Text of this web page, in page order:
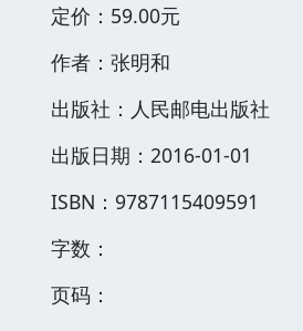
定价：59.00元
作者：张明和
出版社：人民邮电出版社
出版日期：2016-01-01
ISBN：9787115409591
字数：
页码：